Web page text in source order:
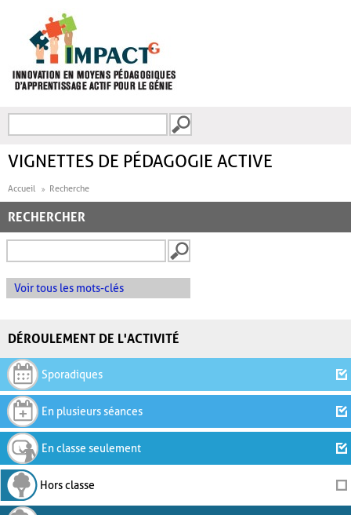
FORMULAIRE DE
VIGNETTES DE PÉDAGOGIE ACTIVE
Accueil Recherche
RECHERCHER
Voir tous les mots-clés
DÉROULEMENT DE L'ACTIVITÉ
Sporadiques
En plusieurs séances
En classe seulement
Hors classe